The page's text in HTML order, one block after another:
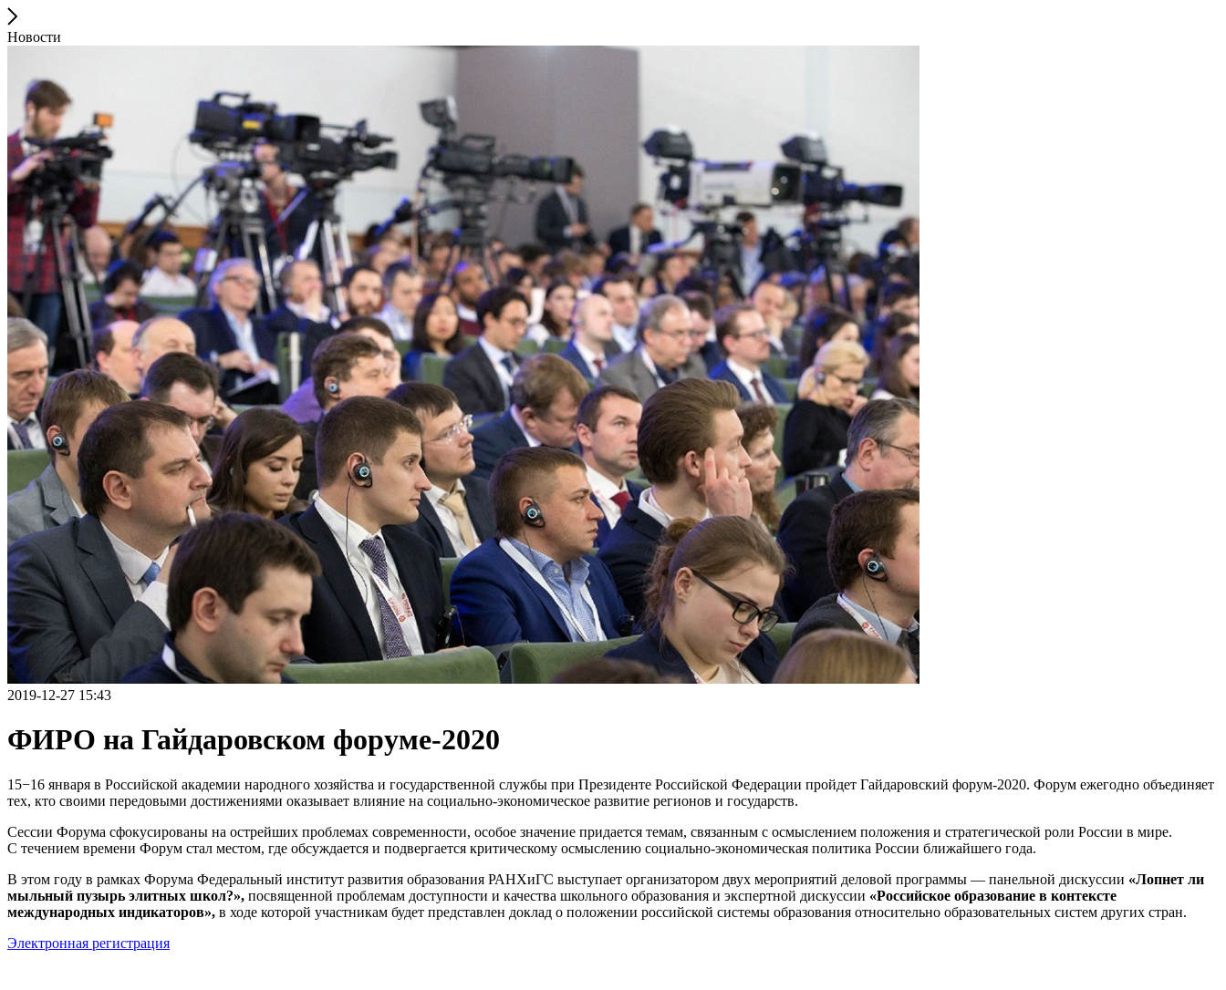
Новости
2019-12-27 15:43
ФИРО на Гайдаровском форуме-2020
15−16 января в Российской академии народного хозяйства и государственной службы при Президенте Российской Федерации пройдет Гайдаровский форум-2020. Форум ежегодно объединяет
тех, кто своими передовыми достижениями оказывает влияние на социально-экономическое развитие регионов и государств.
Сессии Форума сфокусированы на острейших проблемах современности, особое значение придается темам, связанным с осмыслением положения и стратегической роли России в мире.
С течением времени Форум стал местом, где обсуждается и подвергается критическому осмыслению социально-экономическая политика России ближайшего года.
В этом году в рамках Форума Федеральный институт развития образования РАНХиГС выступает организатором двух мероприятий деловой программы — панельной дискуссии «Лопнет ли
мыльный пузырь элитных школ?», посвященной проблемам доступности и качества школьного образования и экспертной дискуссии «Российское образование в контексте
международных индикаторов», в ходе которой участникам будет представлен доклад о положении российской системы образования относительно образовательных систем других стран.
Электронная регистрация